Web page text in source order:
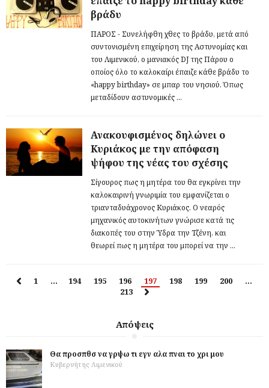
βράδυ
ΠΑΡΟΣ - Συνελήφθη χθες το βράδυ, μετά από
συντονισμένη επιχείρηση της Αστυνομίας και
του Λιμενικού, ο μανιακός DJ της Πάρου ο
οποίος όλο το καλοκαίρι έπαιζε κάθε βράδυ το
«happy birthday» σε μπαρ του νησιού. Όπως
μεταδίδουν αστυνομικές ...
Ανακουφισμένος δηλώνει ο
Κυριάκος με την απόφαση
ψήφου της νέας του σχέσης
Σίγουρος πως η μητέρα του θα εγκρίνει την
καλοκαιρινή γνωριμία του εμφανίζεται ο
τριανταδυάχρονος Κυριάκος. Ο νεαρός
μηχανικός αυτοκινήτων γνώρισε κατά τις
διακοπές του στην Ύδρα την Τζένη, και
θεωρεί πως η μητέρα του μπορεί να την ...
1 … 194 195 196 197 198 199 200
…
213
Απόψεις
Θα προσπθσ να γρψω τι εγν αλα πναι το χρι μου
Κυβερνήτης Λιμενικού